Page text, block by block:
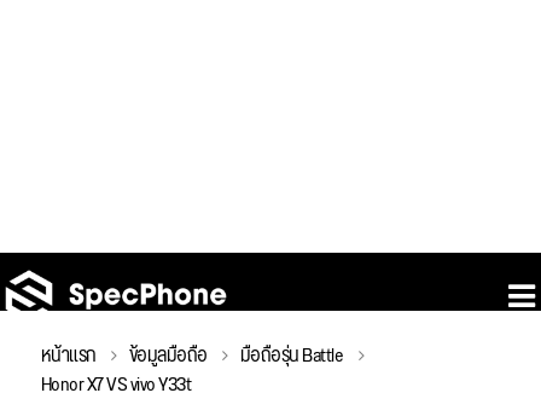
หน้าแรก ข้อมูลมือถือ มือถือรุ่น Battle
Honor X7 VS vivo Y33t